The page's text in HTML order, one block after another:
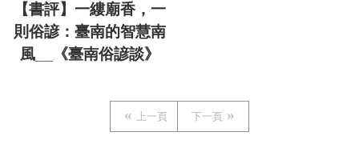
【書評】一縷廟香，一
則俗諺：臺南的智慧南
風__《臺南俗諺談》
上一頁 下一頁